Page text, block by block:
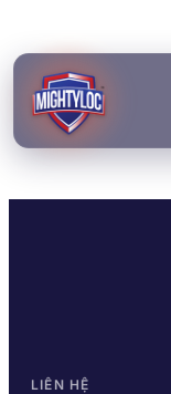
LIÊN HỆ